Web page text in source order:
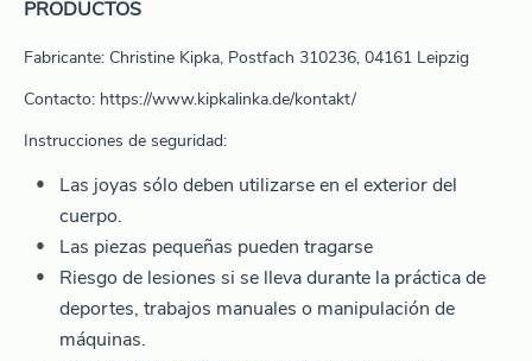
PRODUCTOS
Fabricante: Christine Kipka, Postfach 310236, 04161 Leipzig
Contacto: https://www.kipkalinka.de/kontakt/
Instrucciones de seguridad:
Las joyas sólo deben utilizarse en el exterior del
cuerpo.
Las piezas pequeñas pueden tragarse
Riesgo de lesiones si se lleva durante la práctica de
deportes, trabajos manuales o manipulación de
máquinas.